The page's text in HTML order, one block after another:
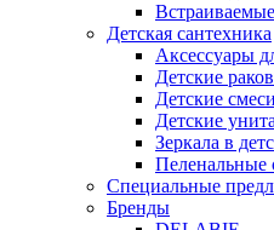
Детская сантехника
Аксессуары
Детские
Детские
Детские
Зеркала в
Пеленальные
Специальные
Бренды